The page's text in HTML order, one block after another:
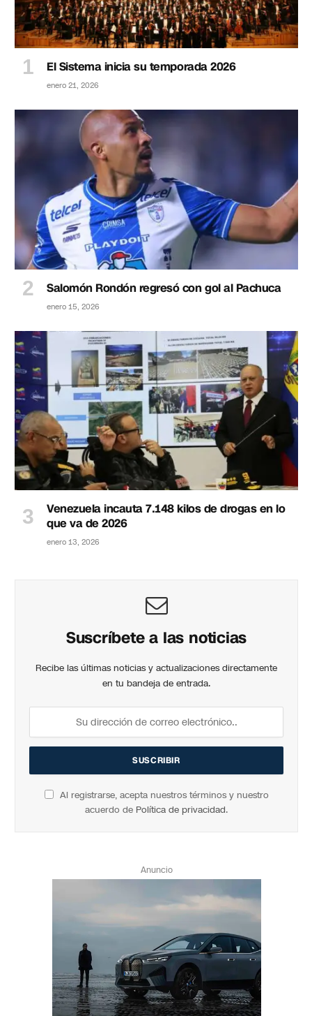
El Sistema inicia su temporada 2026
enero 21, 2026
Salomón Rondón regresó con gol al Pachuca
enero 15, 2026
Venezuela incauta 7.148 kilos de drogas en lo
que va de 2026
enero 13, 2026
Suscríbete a las noticias
Recibe las últimas noticias y actualizaciones directamente
en tu bandeja de entrada.
Al registrarse, acepta nuestros términos y nuestro
acuerdo de Política de privacidad.
Anuncio